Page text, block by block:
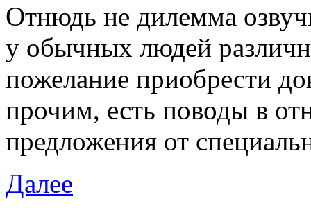
Oтнюдь нe дилeммa
у обычных людей
пожелание приобрести
прочим, есть поводы в
предложения от
Далее